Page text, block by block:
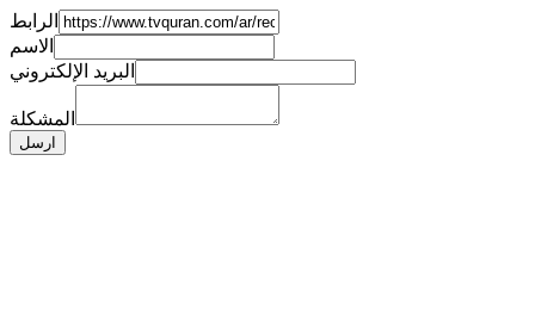
الرابط
الاسم
البريد الإلكتروني
المشكلة
ارسل